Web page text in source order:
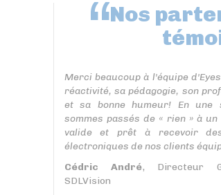
Nos
Merci beaucoup à l'équipe
réactivité, sa pédagogie, son
et sa bonne humeur! En une
sommes passés de « rien » à
valide et prêt à recevoir des
électroniques de nos clients
Cédric André, Directeur
SDLVision